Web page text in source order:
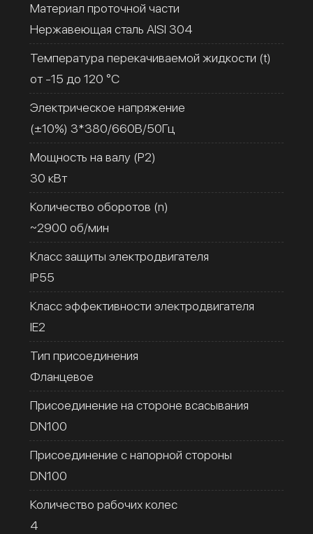
Материал проточной части
Нержавеющая сталь AISI 304
Температура перекачиваемой жидкости (t)
от -15 до 120 °C
Электрическое напряжение
(±10%) 3*380/660В/50Гц
Мощность на валу (Р2)
30 кВт
Количество оборотов (n)
~2900 об/мин
Класс защиты электродвигателя
IP55
Класс эффективности электродвигателя
IE2
Тип присоединения
Фланцевое
Присоединение на стороне всасывания
DN100
Присоединение с напорной стороны
DN100
Количество рабочих колес
4